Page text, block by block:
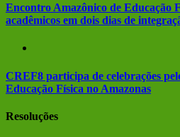
Encontro Amazônico de Educação
acadêmicos em dois dias de
CREF8 participa de celebrações
Educação Física no Amazonas
Resoluções